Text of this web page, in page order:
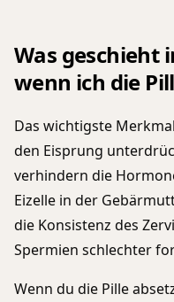
Was geschieht
wenn ich die
Das wichtigste
den Eisprung
verhindern die
Eizelle in der
die Konsistenz des
Spermien schlechter
Wenn du die Pille